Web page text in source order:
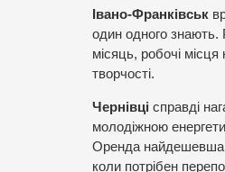
Івано-Франківськ
один одного знають.
місяць, робочі
творчості.
Чернівці справді
молодіжною
Оренда найдешевша
коли потрібен